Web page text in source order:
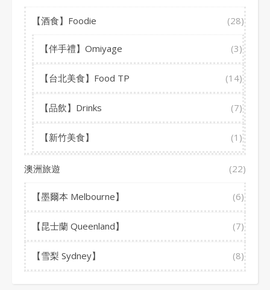
【酒食】Foodie (28)
【伴手禮】Omiyage (3)
【台北美食】Food TP (14)
【品飲】Drinks (7)
【新竹美食】 (1)
澳洲旅遊 (22)
【墨爾本 Melbourne】 (6)
【昆士蘭 Queenland】 (7)
【雪梨 Sydney】 (8)